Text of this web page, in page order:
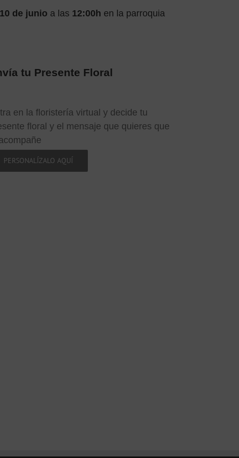
10 de junio a las 12:00h en la parroquia
tu Presente Floral
en la floristería virtual y decide tu
floral y el mensaje que quieres que
PERSONALÍZALO AQUÍ